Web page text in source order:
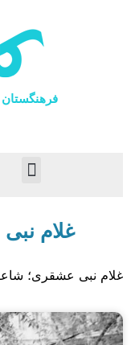
فرهنگستان
غلام
غلام نبی عشقری؛